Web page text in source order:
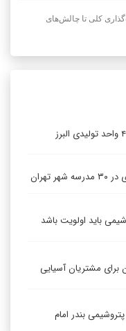
کلی تا چالش‌های
باید اولویت باشد
مشتریان آسیایی